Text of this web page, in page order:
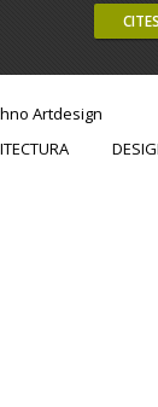
Artdesign